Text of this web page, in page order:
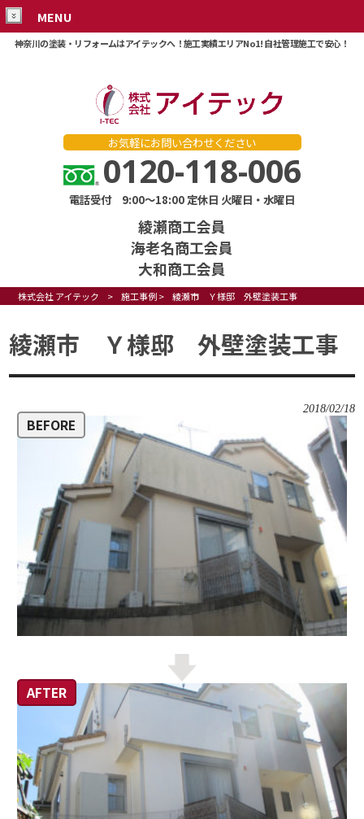
神奈川の塗装・リフォームはアイテックへ！施工実績エリアNo1! 自社管理施工で安心！
お気軽にお問い合わせください
0120-118-006
電話受付 9:00～18:00 定休日 火曜日・水曜日
綾瀬商工会員
海老名商工会員
大和商工会員
MENU
株式会社 アイテック > 施工事例> 綾瀬市 Ｙ様邸 外壁塗装工事
綾瀬市 Ｙ様邸 外壁塗装工事
2018/02/18